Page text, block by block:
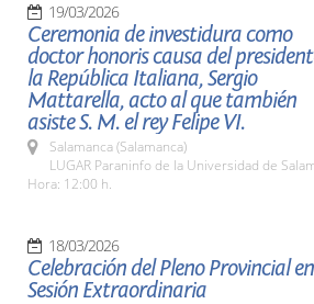
19/03/2026
Ceremonia de investidura como
doctor honoris causa del
la República Italiana, Sergio
Mattarella, acto al que también
asiste S. M. el rey Felipe VI.
Salamanca (Salamanca)
LUGAR Paraninfo de la Universidad de
Hora: 12:00 h.
18/03/2026
Celebración del Pleno Provincial en
Sesión Extraordinaria